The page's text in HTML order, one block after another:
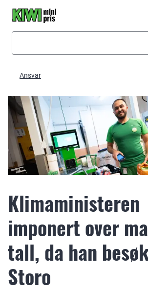
Ansvar
Klimaministeren
imponert over
tall, da han
Storo